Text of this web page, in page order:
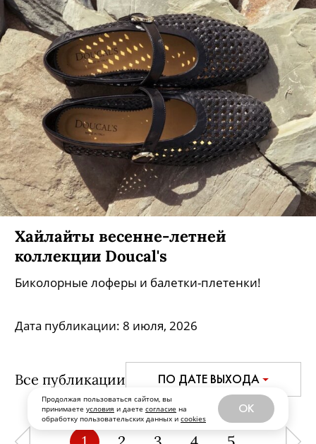
Продолжая пользоваться сайтом, вы
принимаете условия и даете согласие на
обработку пользовательских данных и cookies
OK
Хайлайты весенне-летней
коллекции Doucal's
Биколорные лоферы и балетки-плетенки!
Дата публикации: 8 июля, 2026
Все публикации ПО ДАТЕ ВЫХОДА